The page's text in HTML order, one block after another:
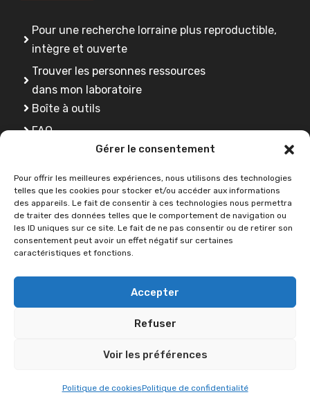
Gérer le consentement
Pour offrir les meilleures expériences, nous utilisons des technologies
telles que les cookies pour stocker et/ou accéder aux informations
des appareils. Le fait de consentir à ces technologies nous permettra
de traiter des données telles que le comportement de navigation ou
les ID uniques sur ce site. Le fait de ne pas consentir ou de retirer son
consentement peut avoir un effet négatif sur certaines
caractéristiques et fonctions.
Accepter
Refuser
Voir les préférences
Politique de cookiesPolitique de confidentialité
Pour une recherche lorraine plus reproductible,
intègre et ouverte
Trouver les personnes ressources
dans mon laboratoire
Boîte à outils
FAQ
Une question ?
2026 © SCIENCE OUVERTE - Université de Lorraine
Politiques de confidentialité